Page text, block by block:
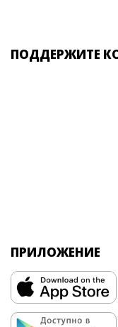
ПОДДЕРЖИТЕ
ПРИЛОЖЕНИЕ